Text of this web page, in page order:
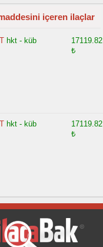
içeren ilaçlar
hkt - küb
17119.82
₺
hkt - küb
17119.82
₺